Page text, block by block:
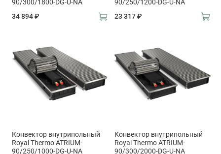
90/300/1800-DG-U-NA
34 894 ₽
90/250/1200-DG-U-NA
23 317 ₽
Конвектор внутрипольный
Royal Thermo ATRIUM-
90/250/1000-DG-U-NA
Конвектор внутрипольный
Royal Thermo ATRIUM-
90/300/2000-DG-U-NA